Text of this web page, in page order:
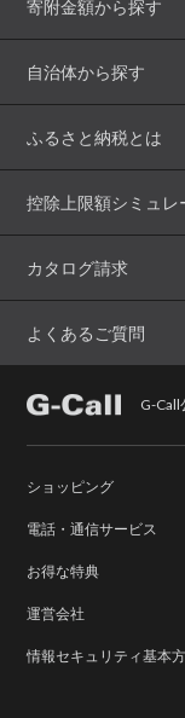
寄附金額から探す
自治体から探す
ふるさと納税とは
控除上限額シミュレ
カタログ請求
よくあるご質問
G-Call
ショッピング
電話・通信サービス
お得な特典
運営会社
情報セキュリティ基本